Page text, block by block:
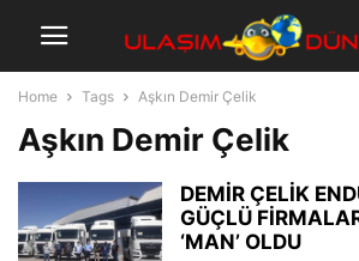
Home Tags Aşkın Demir Çelik
Aşkın Demir Çelik
DEMİR ÇELİK
GÜÇLÜ
‘MAN’ OLDU